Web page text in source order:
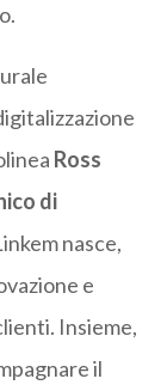
Ross
di
nasce,
e
Insieme,
il